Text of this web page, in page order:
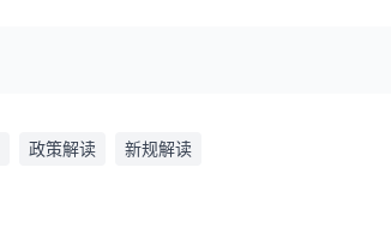
政策解读 新规解读